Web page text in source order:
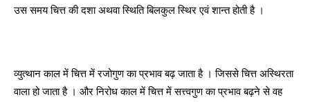
उस समय चित्त की दशा अथवा स्थिति बिलकुल स्थिर एवं शान्त होती है ।
व्युत्थान काल में चित्त में रजोगुण का प्रभाव बढ़ जाता है । जिससे चित्त अस्थिरता
वाला हो जाता है । और निरोध काल में चित्त में सत्त्वगुण का प्रभाव बढ़ने से वह